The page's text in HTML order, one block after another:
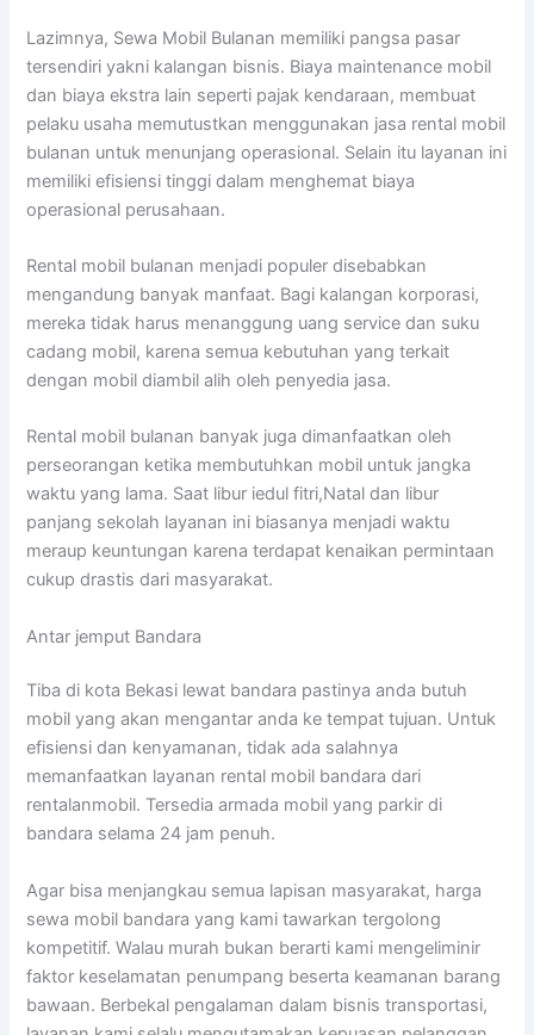
Lazimnya, Sewa Mobil Bulanan memiliki pangsa pasar
tersendiri yakni kalangan bisnis. Biaya maintenance mobil
dan biaya ekstra lain seperti pajak kendaraan, membuat
pelaku usaha memutustkan menggunakan jasa rental mobil
bulanan untuk menunjang operasional. Selain itu layanan ini
memiliki efisiensi tinggi dalam menghemat biaya
operasional perusahaan.
Rental mobil bulanan menjadi populer disebabkan
mengandung banyak manfaat. Bagi kalangan korporasi,
mereka tidak harus menanggung uang service dan suku
cadang mobil, karena semua kebutuhan yang terkait
dengan mobil diambil alih oleh penyedia jasa.
Rental mobil bulanan banyak juga dimanfaatkan oleh
perseorangan ketika membutuhkan mobil untuk jangka
waktu yang lama. Saat libur iedul fitri,Natal dan libur
panjang sekolah layanan ini biasanya menjadi waktu
meraup keuntungan karena terdapat kenaikan permintaan
cukup drastis dari masyarakat.
Antar jemput Bandara
Tiba di kota Bekasi lewat bandara pastinya anda butuh
mobil yang akan mengantar anda ke tempat tujuan. Untuk
efisiensi dan kenyamanan, tidak ada salahnya
memanfaatkan layanan rental mobil bandara dari
rentalanmobil. Tersedia armada mobil yang parkir di
bandara selama 24 jam penuh.
Agar bisa menjangkau semua lapisan masyarakat, harga
sewa mobil bandara yang kami tawarkan tergolong
kompetitif. Walau murah bukan berarti kami mengeliminir
faktor keselamatan penumpang beserta keamanan barang
bawaan. Berbekal pengalaman dalam bisnis transportasi,